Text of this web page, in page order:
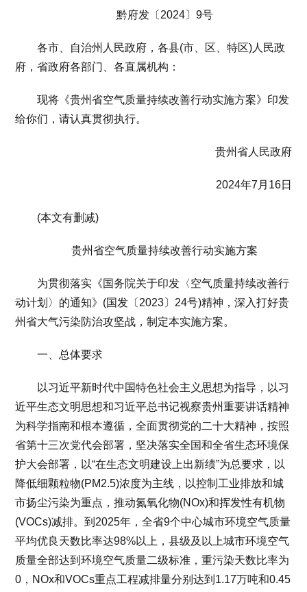
黔府发〔2024〕9号
各市、自治州人民政府，各县(市、区、特区)人民政
府，省政府各部门、各直属机构：
现将《贵州省空气质量持续改善行动实施方案》印发
给你们，请认真贯彻执行。
贵州省人民政府
2024年7月16日
(本文有删减)
贵州省空气质量持续改善行动实施方案
为贯彻落实《国务院关于印发〈空气质量持续改善行
动计划〉的通知》(国发〔2023〕24号)精神，深入打好贵
州省大气污染防治攻坚战，制定本实施方案。
一、总体要求
以习近平新时代中国特色社会主义思想为指导，以习
近平生态文明思想和习近平总书记视察贵州重要讲话精神
为科学指南和根本遵循，全面贯彻党的二十大精神，按照
省第十三次党代会部署，坚决落实全国和全省生态环境保
护大会部署，以“在生态文明建设上出新绩”为总要求，以
降低细颗粒物(PM2.5)浓度为主线，以控制工业排放和城
市扬尘污染为重点，推动氮氧化物(NOx)和挥发性有机物
(VOCs)减排。到2025年，全省9个中心城市环境空气质量
平均优良天数比率达98%以上，县级及以上城市环境空气
质量全部达到环境空气质量二级标准，重污染天数比率为
0，NOx和VOCs重点工程减排量分别达到1.17万吨和0.45